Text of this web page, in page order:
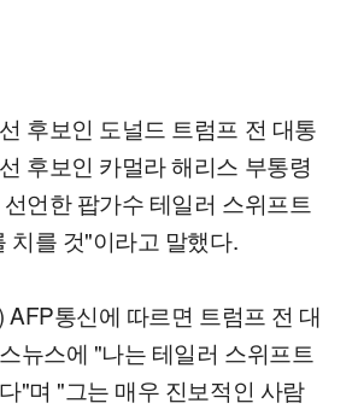
후보인 도널드 트럼프 전 대통
후보인 카멀라 해리스 부통령
언한 팝가수 테일러 스위프트
치를 것"이라고 말했다.
AFP통신에 따르면 트럼프 전 대
뉴스에 "나는 테일러 스위프트
"며 "그는 매우 진보적인 사람